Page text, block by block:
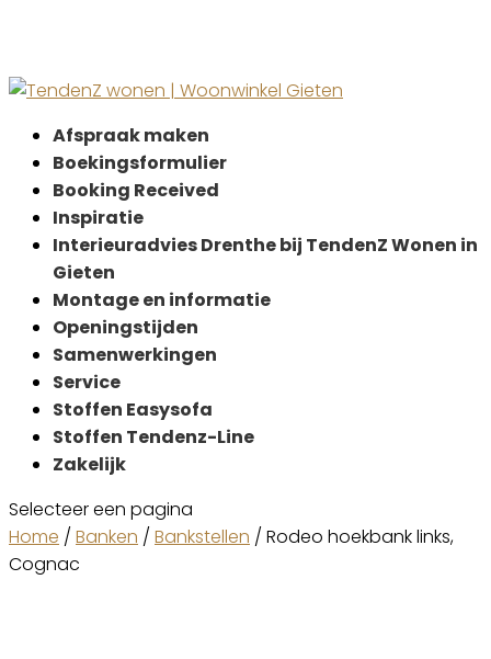
Afspraak maken
Boekingsformulier
Booking Received
Inspiratie
Interieuradvies Drenthe bij TendenZ Wonen in
Gieten
Montage en informatie
Openingstijden
Samenwerkingen
Service
Stoffen Easysofa
Stoffen Tendenz-Line
Zakelijk
Selecteer een pagina
Home / Banken / Bankstellen / Rodeo hoekbank links,
Cognac